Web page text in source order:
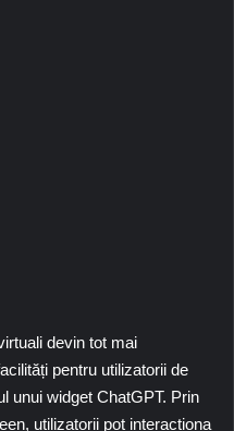
devin tot mai
pentru utilizatorii de
unui widget ChatGPT. Prin
utilizatorii pot interactiona